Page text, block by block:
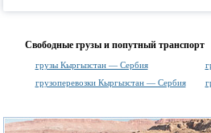
Свободные грузы и попутный транспорт
грузы Кыргызстан — Сербия
грузоперевозки Кыргызстан — Сербия